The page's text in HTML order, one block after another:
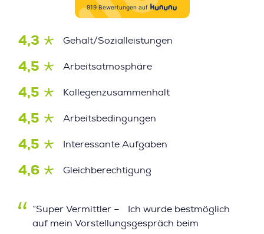
4,3 Gehalt/Sozialleistungen
4,5 Arbeitsatmosphäre
4,5 Kollegenzusammenhalt
4,5 Arbeitsbedingungen
4,5 Interessante Aufgaben
4,6 Gleichberechtigung
”Super Vermittler – Ich wurde bestmöglich
auf mein Vorstellungsgespräch beim